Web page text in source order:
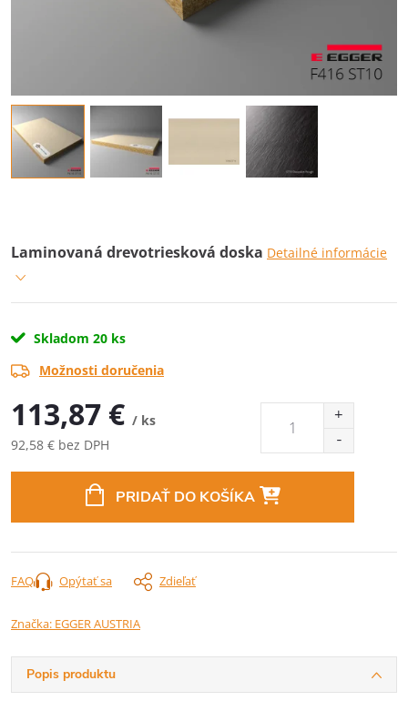
Laminovaná drevotriesková doska Detailné informácie
Skladom 20 ks
Možnosti doručenia
113,87 € / ks
92,58 € bez DPH
PRIDAŤ DO KOŠÍKA
Opýtať sa Zdieľať
FAQ
Značka: EGGER AUSTRIA
Popis produktu